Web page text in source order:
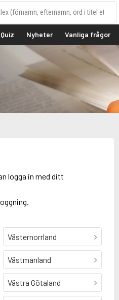
Quiz Nyheter Vanliga frågor
logga in med ditt
Västernorrland
Västmanland
Västra Götaland